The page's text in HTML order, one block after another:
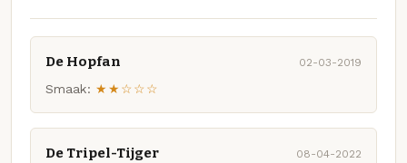
De Hopfan 02-03-2019
Smaak: ★★☆☆☆
De Tripel-Tijger 08-04-2022